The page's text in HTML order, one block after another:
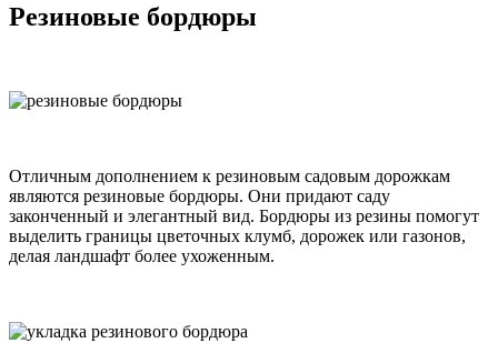
Резиновые бордюры
Отличным дополнением к резиновым садовым дорожкам
являются резиновые бордюры. Они придают саду
законченный и элегантный вид. Бордюры из резины помогут
выделить границы цветочных клумб, дорожек или газонов,
делая ландшафт более ухоженным.